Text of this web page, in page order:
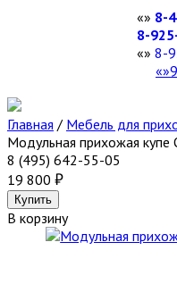
8-
8-
8-
Главная / Мебель для
Модульная прихожая
8 (495) 642-55-05
19 800
В корзину